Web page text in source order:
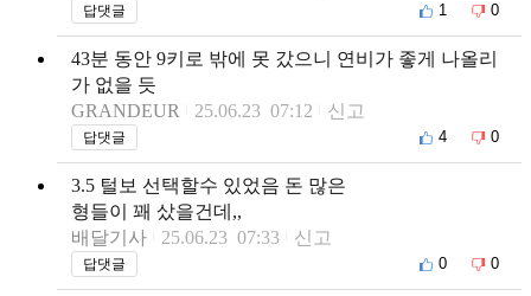
답댓글 1 0
43분 동안 9키로 밖에 못 갔으니 연비가 좋게 나올리
가 없을 듯
GRANDEUR
25.06.23 07:12 신고
답댓글 4 0
3.5 털보 선택할수 있었음 돈 많은
형들이 꽤 샀을건데,,
배달기사
25.06.23 07:33 신고
답댓글 0 0